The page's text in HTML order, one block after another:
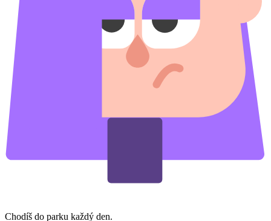
Chodíš do parku každý den.